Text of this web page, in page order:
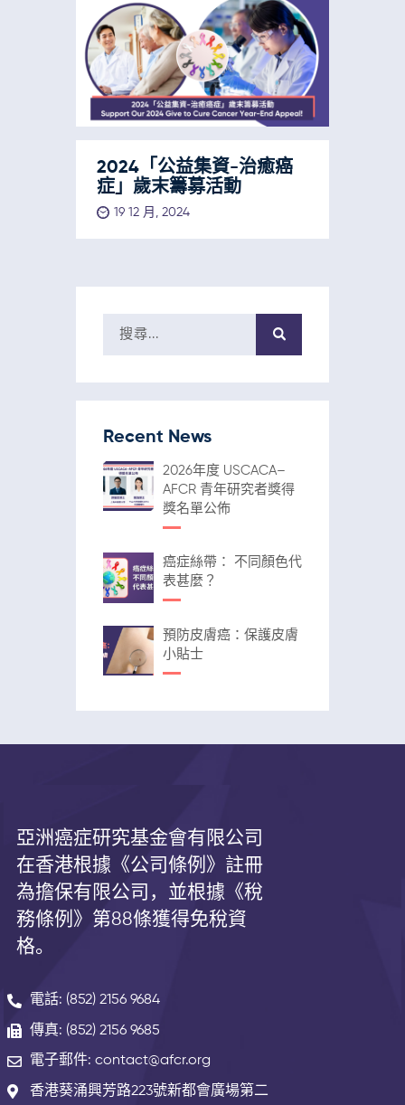
2024「公益集資-治癒癌
症」歲末籌募活動
19 12 月, 2024
Recent News
2026年度 USCACA–
AFCR 青年研究者獎得
獎名單公佈
癌症絲帶： 不同顏色代
表甚麼？
預防皮膚癌：保護皮膚
小貼士
亞洲癌症研究基金會有限公司
在香港根據《公司條例》註冊
為擔保有限公司，並根據《稅
務條例》第88條獲得免稅資
格。
電話: (852) 2156 9684
傳真: (852) 2156 9685
電子郵件: contact@afcr.org
香港葵涌興芳路223號新都會廣場第二